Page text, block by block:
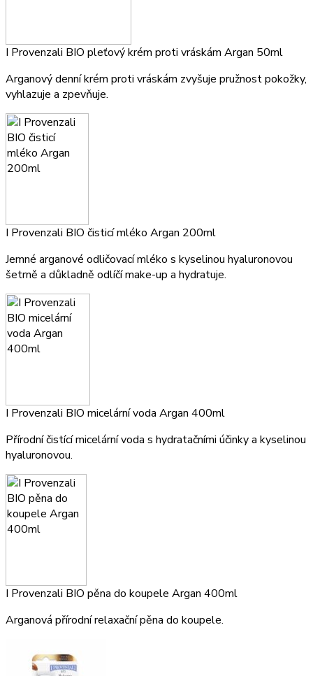
I Provenzali BIO pleťový krém proti vráskám Argan 50ml
Arganový denní krém proti vráskám zvyšuje pružnost pokožky,
vyhlazuje a zpevňuje.
I Provenzali BIO čisticí mléko Argan 200ml
Jemné arganové odličovací mléko s kyselinou hyaluronovou
šetrně a důkladně odlíčí make-up a hydratuje.
I Provenzali BIO micelární voda Argan 400ml
Přírodní čistící micelární voda s hydratačními účinky a kyselinou
hyaluronovou.
I Provenzali BIO pěna do koupele Argan 400ml
Arganová přírodní relaxační pěna do koupele.